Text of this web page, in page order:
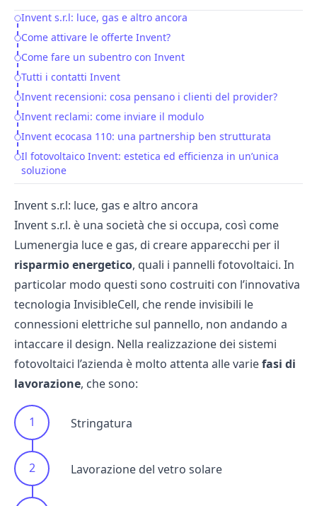
Table of Contents
Invent s.r.l: luce, gas e altro ancora
Come attivare le offerte Invent?
Come fare un subentro con Invent
Tutti i contatti Invent
Invent recensioni: cosa pensano i clienti del provider?
Invent reclami: come inviare il modulo
Invent ecocasa 110: una partnership ben strutturata
Il fotovoltaico Invent: estetica ed efficienza in un’unica
soluzione
Invent s.r.l: luce, gas e altro ancora
Invent s.r.l. è una società che si occupa, così come
Lumenergia luce e gas, di creare apparecchi per il
risparmio energetico, quali i pannelli fotovoltaici. In
particolar modo questi sono costruiti con l’innovativa
tecnologia InvisibleCell, che rende invisibili le
connessioni elettriche sul pannello, non andando a
intaccare il design. Nella realizzazione dei sistemi
fotovoltaici l’azienda è molto attenta alle variefasi di
lavorazione, che sono:
Stringatura
Lavorazione del vetro solare